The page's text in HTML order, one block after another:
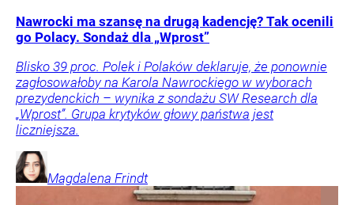
Nawrocki ma szansę na drugą kadencję? Tak ocenili
go Polacy. Sondaż dla „Wprost”
Blisko 39 proc. Polek i Polaków deklaruje, że ponownie
zagłosowałoby na Karola Nawrockiego w wyborach
prezydenckich – wynika z sondażu SW Research dla
„Wprost”. Grupa krytyków głowy państwa jest
liczniejsza.
Magdalena Frindt